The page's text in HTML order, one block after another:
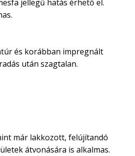
jellegű hatás érhető el.
és korábban impregnált
után szagtalan.
már lakkozott, felújítandó
átvonására is alkalmas.